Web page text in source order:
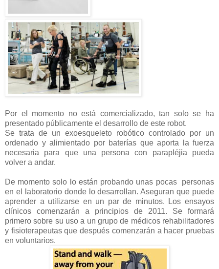
Por el momento no está comercializado, tan solo se ha
presentado públicamente el desarrollo de este robot.
Se trata de un exoesqueleto robótico controlado por un
ordenado y alimientado por baterías que aporta la fuerza
necesaria para que una persona con parapléjia pueda
volver a andar.
De momento solo lo están probando unas pocas personas
en el laboratorio donde lo desarrollan. Aseguran que puede
aprender a utilizarse en un par de minutos. Los ensayos
clínicos comenzarán a principios de 2011. Se formará
primero sobre su uso a un grupo de médicos rehabilitadores
y fisioterapeutas que después comenzarán a hacer pruebas
en voluntarios.